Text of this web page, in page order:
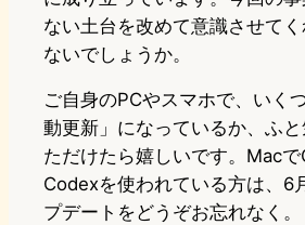
ない土台を改めて意識させて
ないでしょうか。
ご自身のPCやスマホで、いく
動更新」になっているか、ふ
ただけたら嬉しいです。Mac
Codexを使われている方は、6
プデートをどうぞお忘れなく。